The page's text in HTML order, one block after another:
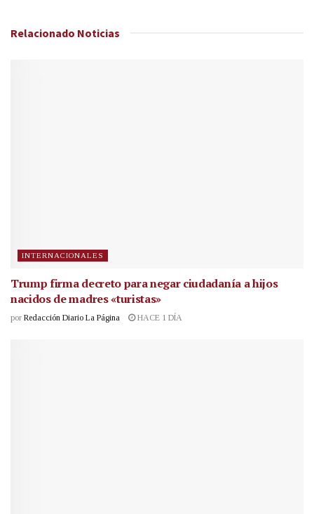
Relacionado Noticias
INTERNACIONALES
Trump firma decreto para negar ciudadanía a hijos
nacidos de madres «turistas»
por Redacción Diario La Página HACE 1 DÍA